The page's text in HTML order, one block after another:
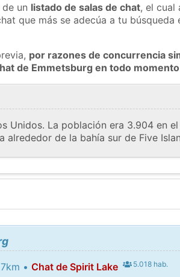
un listado de salas de chat, el cual
que más se adecúa a tu búsqueda
por razones de concurrencia
de Emmetsburg en todo momento
Unidos. La población era 3.904 en
alrededor de la bahía sur de Five
•Chat de Spirit Lake 5.018 hab.